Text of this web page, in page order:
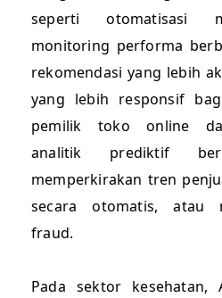
seperti otomatisasi
monitoring performa
rekomendasi yang lebih
yang lebih responsif
pemilik toko online
analitik prediktif
memperkirakan tren
secara otomatis, atau
fraud.
Pada sektor